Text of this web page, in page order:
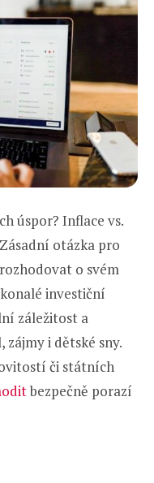
úspor? Inflace vs.
otázka pro
o svém
investiční
záležitost a
i dětské sny.
či státních
bezpečně porazí